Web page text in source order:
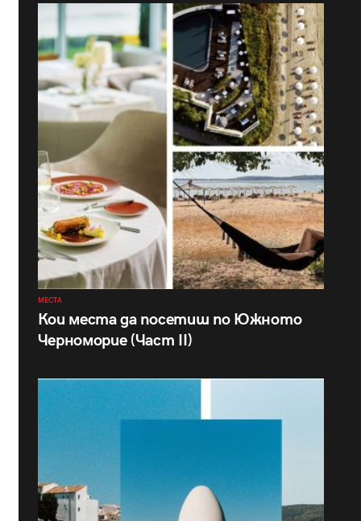
МЕСТА
Кои места да посетиш по Южното
Черноморие (Част II)